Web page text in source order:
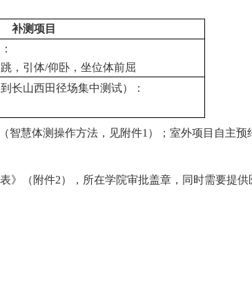
补测项目
，引体/仰卧，坐位体前屈
长山西田径场集中测试）：
智慧体测操作方法，见附件1）；室外项目自主预
》（附件2），所在学院审批盖章，同时需要提